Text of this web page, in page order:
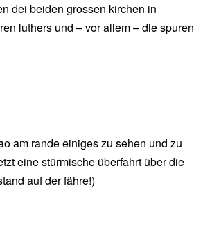
dei beiden grossen kirchen in
luthers und – vor allem – die spuren
am rande einiges zu sehen und zu
eine stürmische überfahrt über die
auf der fähre!)